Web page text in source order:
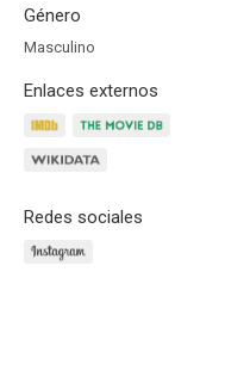
Género
Masculino
Enlaces externos
Redes sociales